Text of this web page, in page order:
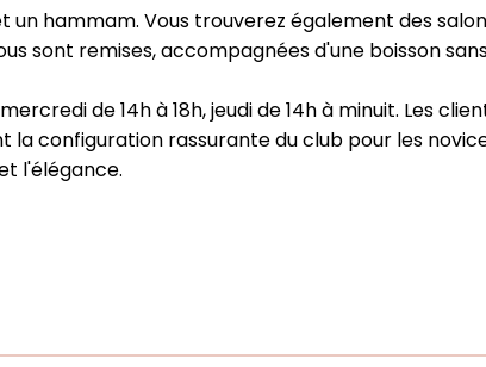
hammam. Vous trouverez également des
sont remises, accompagnées d'une boisson
de 14h à 18h, jeudi de 14h à minuit. Les
configuration rassurante du club pour les
l'élégance.